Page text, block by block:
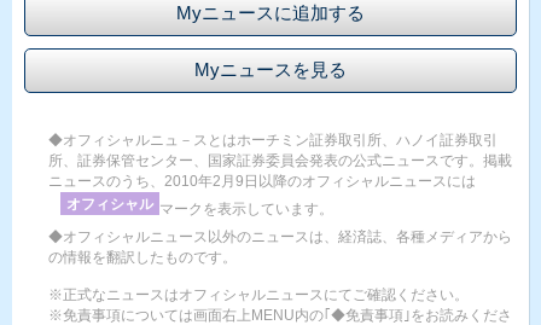
Myニュースに追加する
Myニュースを見る
◆オフィシャルニュ－スとはホーチミン証券取引所、ハノイ証券取引
所、証券保管センター、国家証券委員会発表の公式ニュースです。掲載
ニュースのうち、2010年2月9日以降のオフィシャルニュースには
オフィシャル マークを表示しています。
◆オフィシャルニュース以外のニュースは、経済誌、各種メディアから
の情報を翻訳したものです。
※正式なニュースはオフィシャルニュースにてご確認ください。
※免責事項については画面右上MENU内の｢◆免責事項｣をお読みくださ